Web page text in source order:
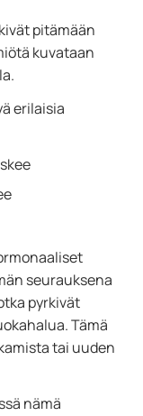
pitämään
kuvataan
erilaisia
seurauksena
pyrkivät
Tämä
tai uuden
nämä